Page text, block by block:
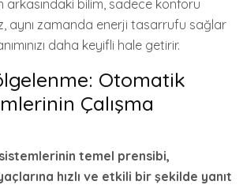
arkasındaki bilim, sadece konforu
aynı zamanda enerji tasarrufu sağlar
daha keyifli hale getirir.
Otomatik
Çalışma
temel prensibi,
hızlı ve etkili bir şekilde yanıt